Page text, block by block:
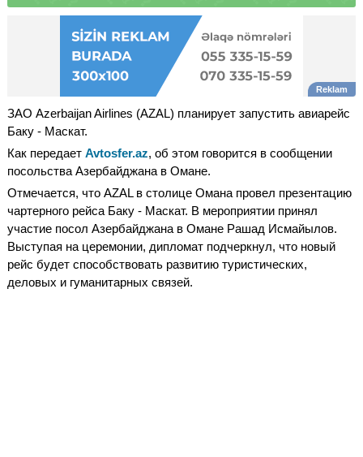
ЗАО Azerbaijan Airlines (AZAL) планирует запустить авиарейс
Баку - Маскат.
Как передает Avtosfer.az, об этом говорится в сообщении
посольства Азербайджана в Омане.
Отмечается, что AZAL в столице Омана провел презентацию
чартерного рейса Баку - Маскат. В мероприятии принял
участие посол Азербайджана в Омане Рашад Исмайылов.
Выступая на церемонии, дипломат подчеркнул, что новый
рейс будет способствовать развитию туристических,
деловых и гуманитарных связей.